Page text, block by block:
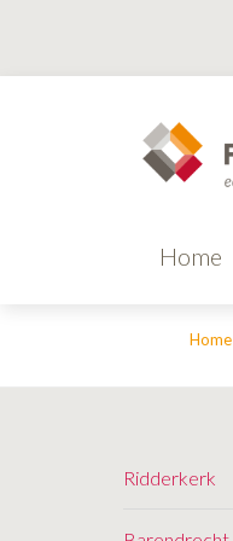
Home
Home
Ridderkerk